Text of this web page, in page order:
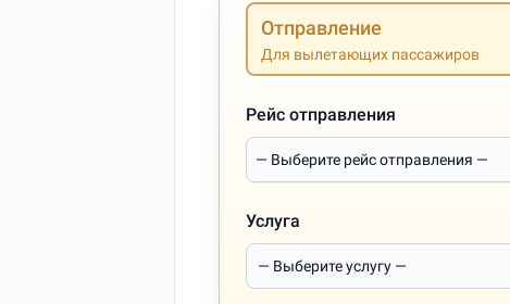
Отправление
Для вылетающих пассажиров
Рейс отправления
Услуга